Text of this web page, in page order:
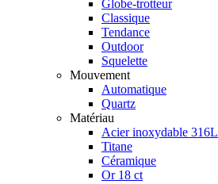
Globe-trotteur
Classique
Tendance
Outdoor
Squelette
Mouvement
Automatique
Quartz
Matériau
Acier inoxydable 316L
Titane
Céramique
Or 18 ct